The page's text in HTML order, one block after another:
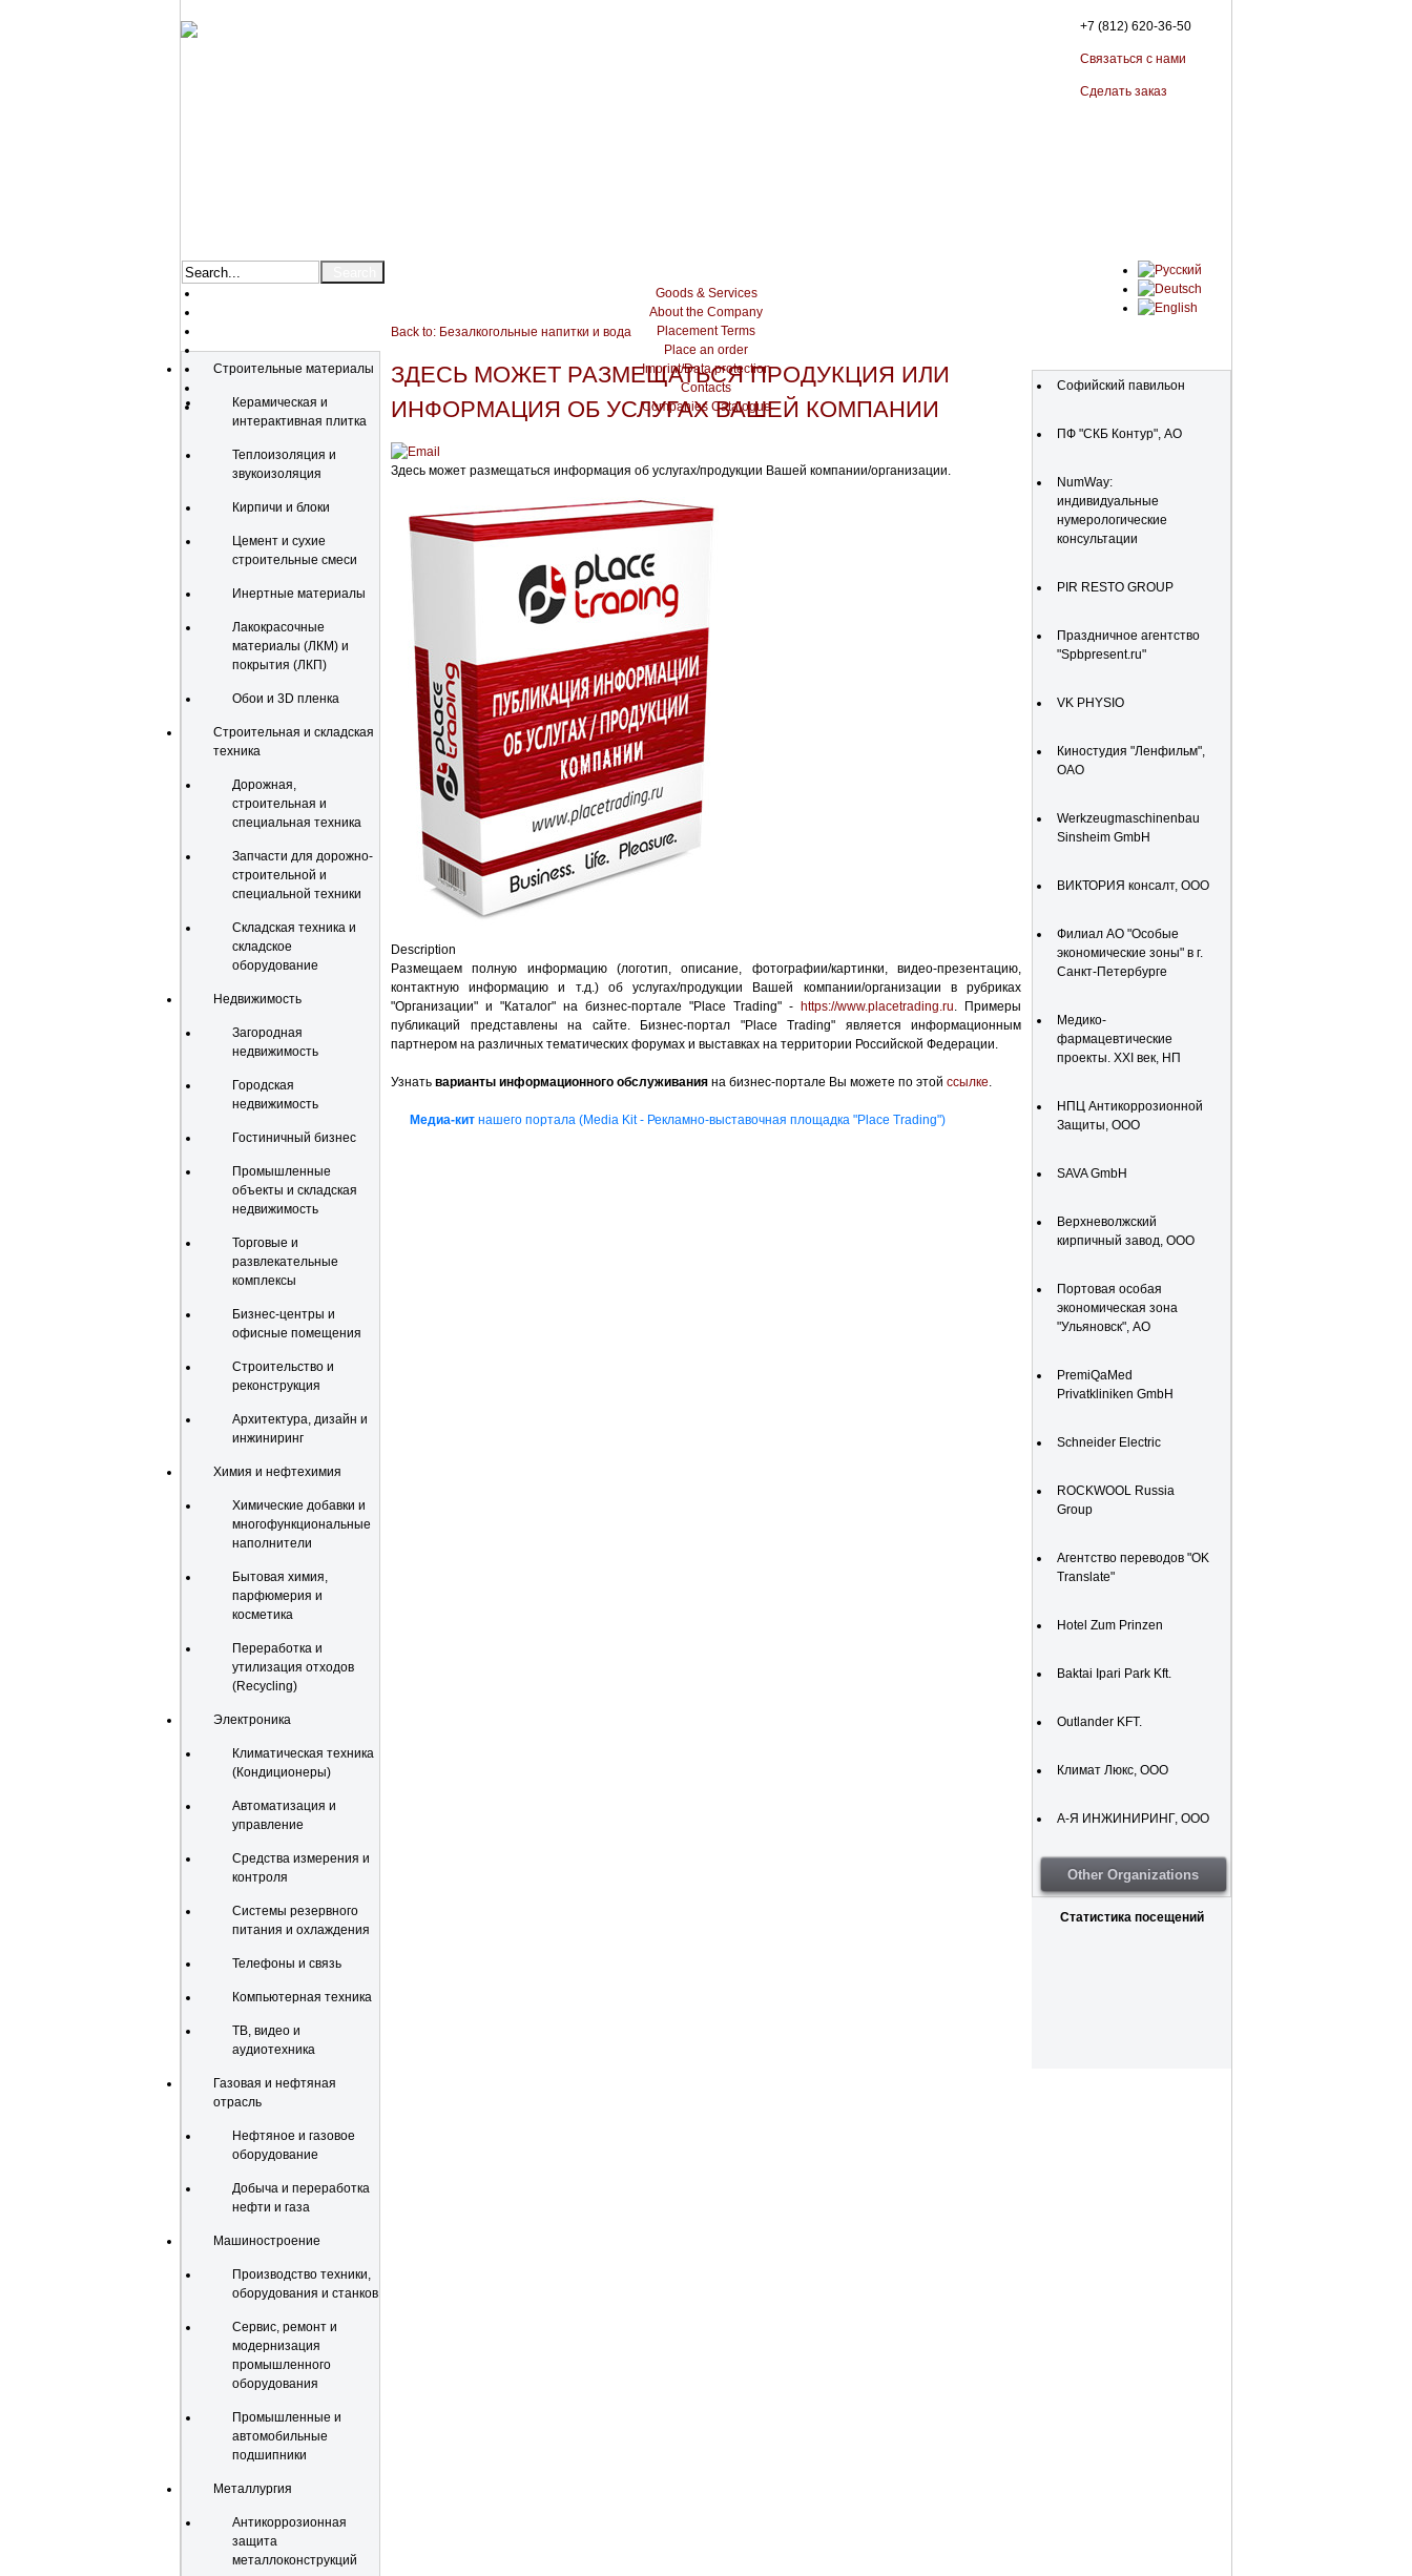
+7 (812) 620-36-50
Связаться с нами
Сделать заказ
Goods & Services
About the Company
Placement Terms
Place an order
Imprint/Data protection
Contacts
Companies Catalogue
Строительные материалы
Керамическая и
интерактивная плитка
Теплоизоляция и
звукоизоляция
Кирпичи и блоки
Цемент и сухие
строительные смеси
Инертные материалы
Лакокрасочные
материалы (ЛКМ) и
покрытия (ЛКП)
Обои и 3D пленка
Строительная и складская
техника
Дорожная,
строительная и
специальная техника
Запчасти для дорожно-
строительной и
специальной техники
Складская техника и
складское
оборудование
Недвижимость
Загородная
недвижимость
Городская
недвижимость
Гостиничный бизнес
Промышленные
объекты и складская
недвижимость
Торговые и
развлекательные
комплексы
Бизнес-центры и
офисные помещения
Строительство и
реконструкция
Архитектура, дизайн и
инжиниринг
Химия и нефтехимия
Химические добавки и
многофункциональные
наполнители
Бытовая химия,
парфюмерия и
косметика
Переработка и
утилизация отходов
(Recycling)
Электроника
Климатическая техника
(Кондиционеры)
Автоматизация и
управление
Средства измерения и
контроля
Системы резервного
питания и охлаждения
Телефоны и связь
Компьютерная техника
ТВ, видео и
аудиотехника
Газовая и нефтяная
отрасль
Нефтяное и газовое
оборудование
Добыча и переработка
нефти и газа
Машиностроение
Производство техники,
оборудования и станков
Сервис, ремонт и
модернизация
промышленного
оборудования
Промышленные и
автомобильные
подшипники
Металлургия
Антикоррозионная
защита
металлоконструкций
Back to: Безалкогольные напитки и вода
ЗДЕСЬ МОЖЕТ РАЗМЕЩАТЬСЯ ПРОДУКЦИЯ ИЛИ
ИНФОРМАЦИЯ ОБ УСЛУГАХ ВАШЕЙ КОМПАНИИ
Здесь может размещаться информация об услугах/продукции Вашей компании/организации.
Description
Размещаем полную информацию (логотип, описание, фотографии/картинки, видео-презентацию,
контактную информацию и т.д.) об услугах/продукции Вашей компании/организации в рубриках
"Организации" и "Каталог" на бизнес-портале "Place Trading" - https://www.placetrading.ru. Примеры
публикаций представлены на сайте. Бизнес-портал "Place Trading" является информационным
партнером на различных тематических форумах и выставках на территории Российской Федерации.
Узнать варианты информационного обслуживания на бизнес-портале Вы можете по этой ссылке.
Медиа-кит нашего портала (Media Kit - Рекламно-выставочная площадка "Place Trading")
Софийский павильон
ПФ "СКБ Контур", АО
NumWay:
индивидуальные
нумерологические
консультации
PIR RESTO GROUP
Праздничное агентство
"Spbpresent.ru"
VK PHYSIO
Киностудия "Ленфильм",
ОАО
Werkzeugmaschinenbau
Sinsheim GmbH
ВИКТОРИЯ консалт, ООО
Филиал АО "Особые
экономические зоны" в г.
Санкт-Петербурге
Медико-
фармацевтические
проекты. XXI век, НП
НПЦ Антикоррозионной
Защиты, ООО
SAVA GmbH
Верхневолжский
кирпичный завод, ООО
Портовая особая
экономическая зона
"Ульяновск", АО
PremiQaMed
Privatkliniken GmbH
Schneider Electric
ROCKWOOL Russia
Group
Агентство переводов "OK
Translate"
Hotel Zum Prinzen
Baktai Ipari Park Kft.
Outlander KFT.
Климат Люкс, ООО
А-Я ИНЖИНИРИНГ, ООО
Other Organizations
Статистика посещений